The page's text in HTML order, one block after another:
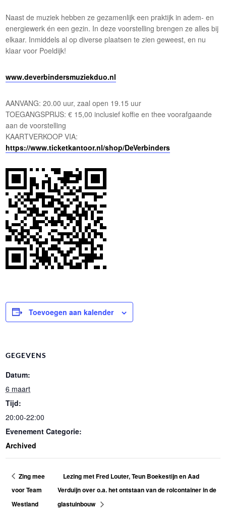
Naast de muziek hebben ze gezamenlijk een praktijk in adem- en
energiewerk én een gezin. In deze voorstelling brengen ze alles bij
elkaar. Inmiddels al op diverse plaatsen te zien geweest, en nu
klaar voor Poeldijk!
www.deverbindersmuziekduo.nl
AANVANG: 20.00 uur, zaal open 19.15 uur
TOEGANGSPRIJS: € 15,00 inclusief koffie en thee voorafgaande
aan de voorstelling
KAARTVERKOOP VIA:
https://www.ticketkantoor.nl/shop/DeVerbinders
Toevoegen aan kalender
GEGEVENS
Datum:
6 maart
Tijd:
20:00-22:00
Evenement Categorie:
Archived
Zing mee
voor Team
Westland
Lezing met Fred Louter, Teun Boekestijn en Aad
Verduijn over o.a. het ontstaan van de rolcontainer in de
glastuinbouw